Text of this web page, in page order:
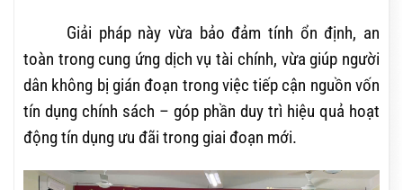
Giải pháp này vừa bảo đảm tính ổn định, an
toàn trong cung ứng dịch vụ tài chính, vừa giúp người
dân không bị gián đoạn trong việc tiếp cận nguồn vốn
tín dụng chính sách – góp phần duy trì hiệu quả hoạt
động tín dụng ưu đãi trong giai đoạn mới.